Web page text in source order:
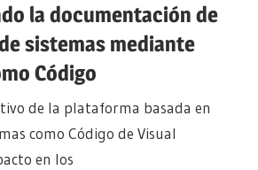
la documentación de
sistemas mediante
Código
de la plataforma basada en
como Código de Visual
en los